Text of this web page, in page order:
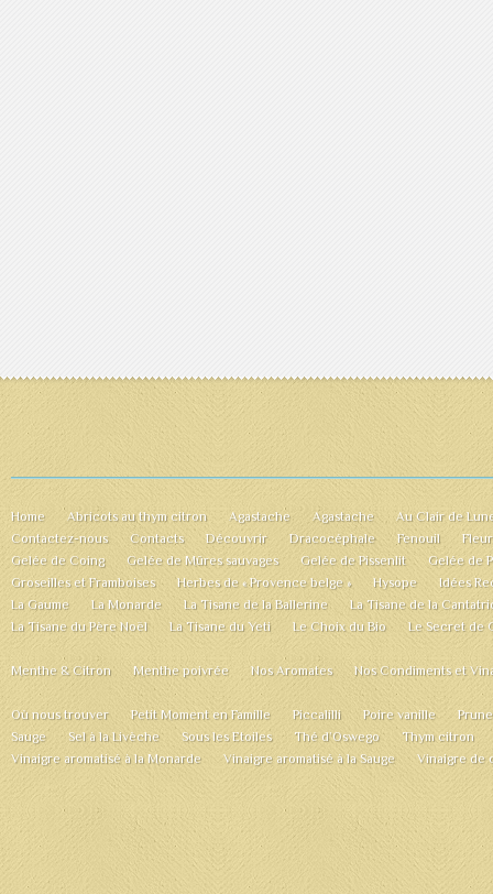
Home Abricots au thym citron Agastache Agastache
Au Clair de
Contactez-nous
Contacts Découvrir Dracocéphale Fenouil
Gelée de Coing
Gelée de Mûres sauvages Gelée de Pissenlit
Gelée de
Groseilles et Framboises
Herbes de « Provence belge » Hysope
Idées
La Gaume
La Monarde La Tisane de la Ballerine
La Tisane de la
La Tisane du Père Noël
La Tisane du Yeti Le Choix du Bio Le Secret de
Menthe & Citron Menthe poivrée Nos Aromates Nos Condiments et
Où nous trouver Petit Moment en Famille Piccalilli Poire vanille
Sauge
Sel à la Livèche Sous les Etoiles Thé d’Oswego
Thym citron
Vinaigre aromatisé à la Monarde
Vinaigre aromatisé à la Sauge Vinaigre de